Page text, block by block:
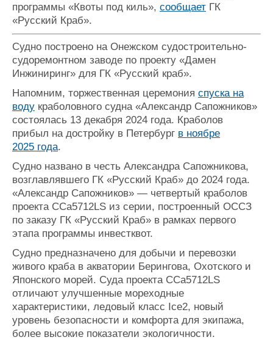
программы «Квоты под киль», сообщает ГК
«Русский Краб».
Судно построено на Онежском судостроительно-
судоремонтном заводе по проекту «Дамен
Инжиниринг» для ГК «Русский краб».
Напомним, торжественная церемония спуска на
воду краболовного судна «Александр Сапожников»
состоялась 13 декабря 2024 года. Краболов
прибыл на достройку в Петербург в ноябре
2025 года.
Судно названо в честь Александра Сапожникова,
возглавлявшего ГК «Русский Краб» до 2024 года.
«Александр Сапожников» — четвертый краболов
проекта ССa5712LS из серии, построенный ОССЗ
по заказу ГК «Русский Краб» в рамках первого
этапа программы инвестквот.
Судно предназначено для добычи и перевозки
живого краба в акватории Берингова, Охотского и
Японского морей. Суда проекта CCa5712LS
отличают улучшенные мореходные
характеристики, ледовый класс Ice2, новый
уровень безопасности и комфорта для экипажа,
более высокие показатели экологичности.